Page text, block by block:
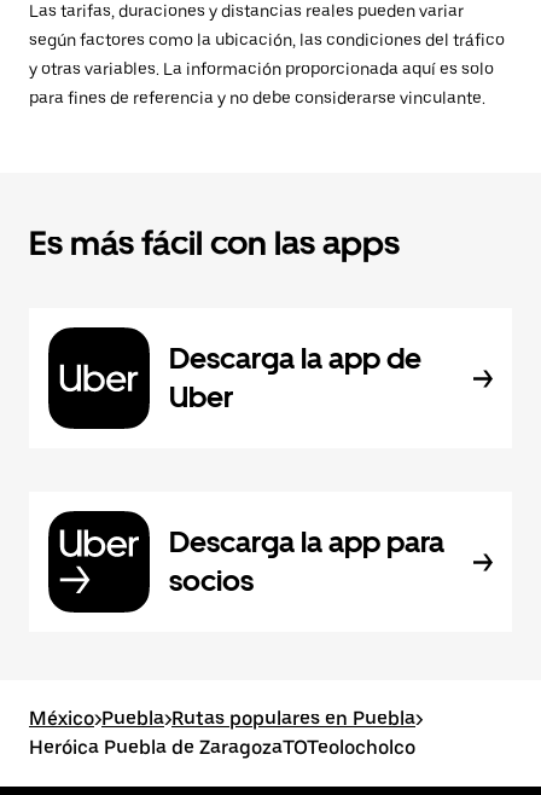
Las tarifas, duraciones y distancias reales pueden variar
según factores como la ubicación, las condiciones del tráfico
y otras variables. La información proporcionada aquí es solo
para fines de referencia y no debe considerarse vinculante.
Es más fácil con las apps
Descarga la app de
Uber
Descarga la app para
socios
México>Puebla>Rutas populares en Puebla>
Heróica Puebla de ZaragozaTOTeolocholco